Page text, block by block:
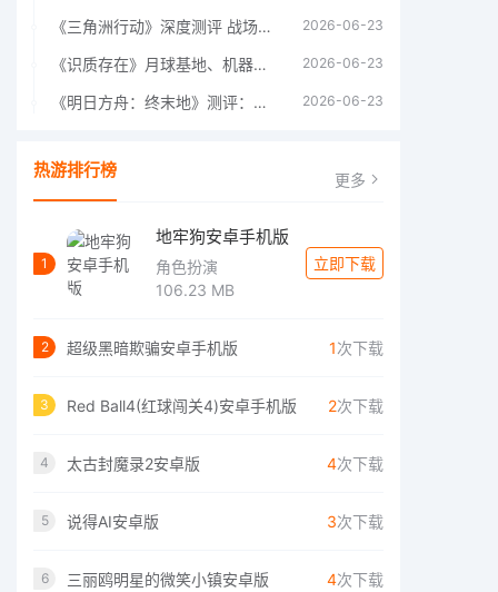
《三角洲行动》深度测评 战场上的野心与裂痕 2026-06-23
《识质存在》月球基地、机器人女孩多年来最佳射击游戏 2026-06-23
《明日方舟：终末地》测评：于荒芜之中，重建文明 2026-06-23
热游排行榜 更多
1
地牢狗安卓手机版
角色扮演
106.23 MB
立即下载
2 超级黑暗欺骗安卓手机版 1次下载
3 Red Ball4(红球闯关4)安卓手机版 2次下载
4 太古封魔录2安卓版 4次下载
5 说得AI安卓版 3次下载
6 三丽鸥明星的微笑小镇安卓版 4次下载